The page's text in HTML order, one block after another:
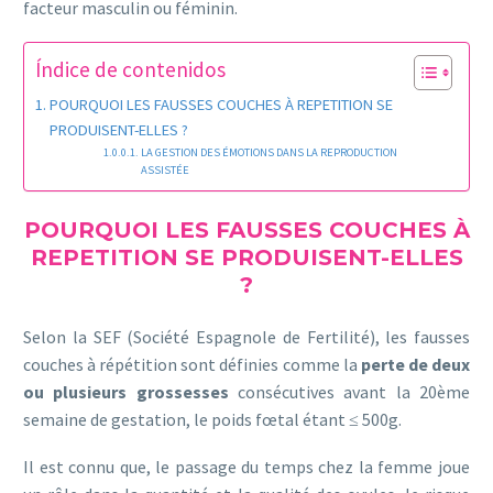
facteur masculin ou féminin.
Índice de contenidos
POURQUOI LES FAUSSES COUCHES À REPETITION SE
PRODUISENT-ELLES ?
LA GESTION DES ÉMOTIONS DANS LA REPRODUCTION
ASSISTÉE
POURQUOI LES FAUSSES COUCHES À
REPETITION SE PRODUISENT-ELLES
?
Selon la SEF (Société Espagnole de Fertilité), les fausses
couches à répétition sont définies comme la perte de deux
ou plusieurs grossesses consécutives avant la 20ème
semaine de gestation, le poids fœtal étant ≤ 500g.
Il est connu que, le passage du temps chez la femme joue